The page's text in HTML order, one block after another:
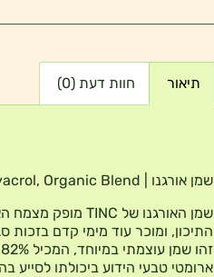
תיאור חוות דעת (0)
שמן אורגנו | TINC Oregano Oil 50 ml – 82% Carvacrol, Organic Blend
שמן האורגנו של TINC מופק מצמח האורגנו (
התיכון, ומוכר עוד מימי קדם בזכות
ארומטי טבעי הידוע ביכולתו